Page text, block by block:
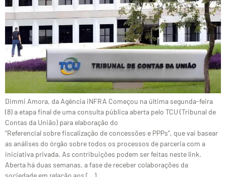
Dimmi Amora, da Agência iNFRA Começou na última segunda-feira
(8) a etapa final de uma consulta pública aberta pelo TCU (Tribunal de
Contas da União) para elaboração do
“Referencial sobre fiscalização de concessões e PPPs”, que vai basear
as análises do órgão sobre todos os processos de parceria com a
iniciativa privada. As contribuições podem ser feitas neste link.
Aberta há duas semanas, a fase de receber colaborações da